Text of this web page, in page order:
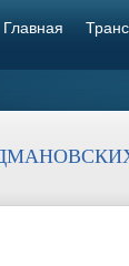
Главная